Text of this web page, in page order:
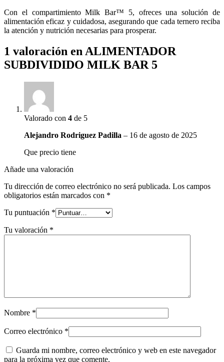
Con el compartimiento Milk Bar™ 5, ofreces una solución de
alimentación eficaz y cuidadosa, asegurando que cada ternero reciba
la atención y nutrición necesarias para prosperar.
1 valoración enALIMENTADOR
SUBDIVIDIDO MILK BAR 5
Valorado con 4 de 5
Alejandro Rodriguez Padilla – 16 de agosto de 2025
Que precio tiene
Añade una valoración
Tu dirección de correo electrónico no será publicada. Los campos
obligatorios están marcados con *
Tu puntuación *
Tu valoración *
Nombre *
Correo electrónico *
Guarda mi nombre, correo electrónico y web en este navegador
para la próxima vez que comente.